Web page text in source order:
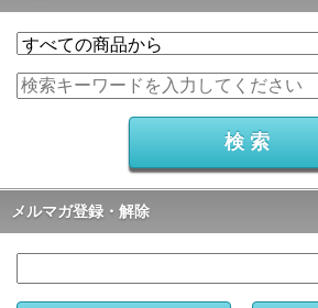
メルマガ登録・解除